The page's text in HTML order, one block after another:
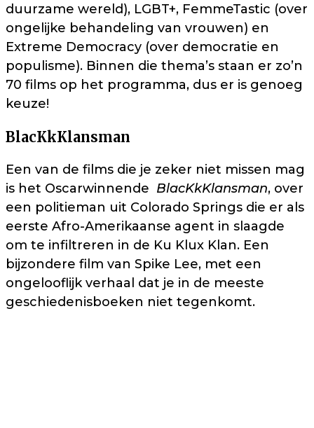
duurzame wereld), LGBT+, FemmeTastic (over
ongelijke behandeling van vrouwen) en
Extreme Democracy (over democratie en
populisme). Binnen die thema’s staan er zo’n
70 films op het programma, dus er is genoeg
keuze!
BlacKkKlansman
Een van de films die je zeker niet missen mag
is het Oscarwinnende BlacKkKlansman, over
een politieman uit Colorado Springs die er als
eerste Afro-Amerikaanse agent in slaagde
om te infiltreren in de Ku Klux Klan. Een
bijzondere film van Spike Lee, met een
ongelooflijk verhaal dat je in de meeste
geschiedenisboeken niet tegenkomt.